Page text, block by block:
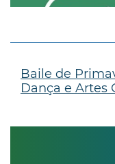
Baile de
Dança e Artes